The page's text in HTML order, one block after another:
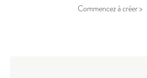
Commencez à créer >